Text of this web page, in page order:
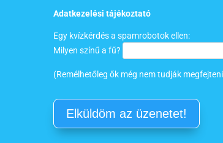
Adatkezelési tájékoztató
Egy kvízkérdés a spamrobotok ellen:
Milyen színű a fű?
(Remélhetőleg ők még nem tudják